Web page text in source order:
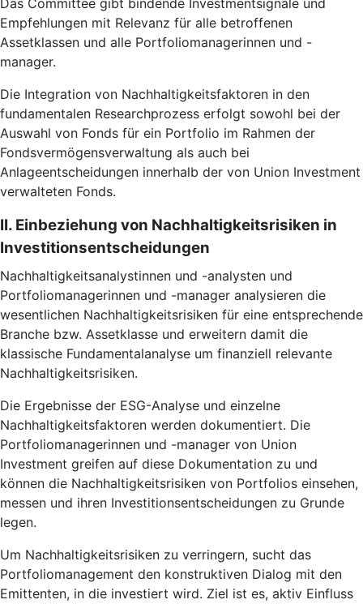
Das Committee gibt bindende Investmentsignale und
Empfehlungen mit Relevanz für alle betroffenen
Assetklassen und alle Portfoliomanagerinnen und -
manager.
Die Integration von Nachhaltigkeitsfaktoren in den
fundamentalen Researchprozess erfolgt sowohl bei der
Auswahl von Fonds für ein Portfolio im Rahmen der
Fondsvermögensverwaltung als auch bei
Anlageentscheidungen innerhalb der von Union Investment
verwalteten Fonds.
II. Einbeziehung von Nachhaltigkeitsrisiken in
Investitionsentscheidungen
Nachhaltigkeitsanalystinnen und -analysten und
Portfoliomanagerinnen und -manager analysieren die
wesentlichen Nachhaltigkeitsrisiken für eine entsprechende
Branche bzw. Assetklasse und erweitern damit die
klassische Fundamentalanalyse um finanziell relevante
Nachhaltigkeitsrisiken.
Die Ergebnisse der ESG-Analyse und einzelne
Nachhaltigkeitsfaktoren werden dokumentiert. Die
Portfoliomanagerinnen und -manager von Union
Investment greifen auf diese Dokumentation zu und
können die Nachhaltigkeitsrisiken von Portfolios einsehen,
messen und ihren Investitionsentscheidungen zu Grunde
legen.
Um Nachhaltigkeitsrisiken zu verringern, sucht das
Portfoliomanagement den konstruktiven Dialog mit den
Emittenten, in die investiert wird. Ziel ist es, aktiv Einfluss